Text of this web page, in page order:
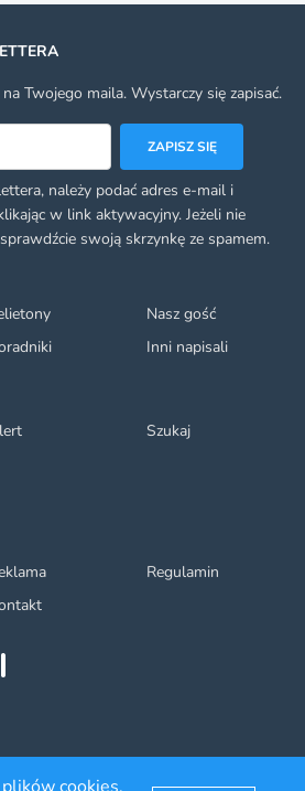
Nasz gość
Inni napisali
Szukaj
Regulamin
Twojego maila. Wystarczy się zapisać.
ZAPISZ SIĘ
należy podać adres e-mail i
w link aktywacyjny. Jeżeli nie
swoją skrzynkę ze spamem.